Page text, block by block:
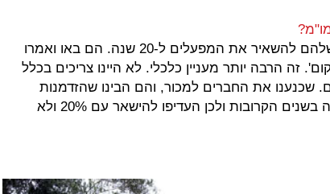
"זה שיש התחייבות חוזית שלהם להשאיר את המפעלים ל-20 שנה. הם באו ואמרו
זה הרבה יותר מעניין כלכלי. לא היינו צריכים בכלל
שכנענו את החברים למכור, והם הבינו שהזדמנות
למכור במחיר כזה לא תהיה בשנים הקרובות ולכן העדיפו להישאר עם 20% ולא